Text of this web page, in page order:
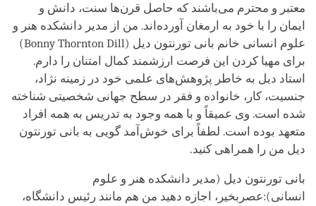
معتبر و محترم می‌باشند که حاصل قرن‌ها سنت، دانش و
ایمان را با خود به ارمغان آورده‌اند. من از مدیر دانشکده هنر و
علوم انسانی خانم بانی تورنتون دیل (Bonny Thornton Dill
)
برای مهیا کردن این فرصت ارزشمند کمال امتنان را دارم.
استاد دیل به خاطر پژوهش‌های علمی خود در زمینه نژاد،
جنسیت، کار، خانواده و فقر در سطح جهانی شخصیتی شناخته
شده است. وی عمیقاً و با همه وجود به تدریس به همه افراد
متعهد بوده است. لطفاً برای خوش‌آمد گویی به بانی تورنتون
دیل من را همراهی کنید.
بانی تورنتون دیل (مدیر دانشکده هنر و علوم
انسانی):عصربخیر، اجازه دهید من هم مانند رئیس دانشگاه،